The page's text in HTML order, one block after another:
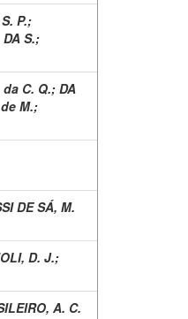
P.;
S.;
C. Q.; DA
M.;
DE SÁ, M.
D. J.;
A. C.